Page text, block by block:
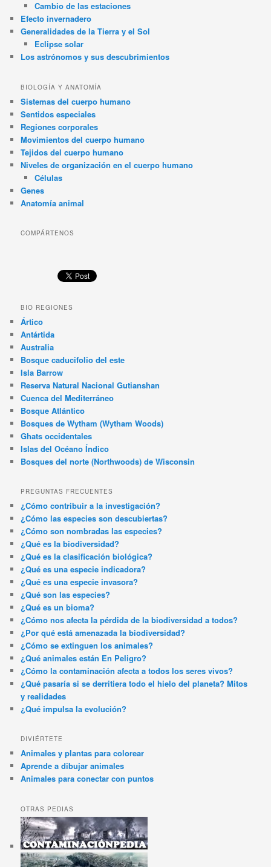
Cambio de las estaciones
Efecto invernadero
Generalidades de la Tierra y el Sol
Eclipse solar
Los astrónomos y sus descubrimientos
BIOLOGÍA Y ANATOMÍA
Sistemas del cuerpo humano
Sentidos especiales
Regiones corporales
Movimientos del cuerpo humano
Tejidos del cuerpo humano
Niveles de organización en el cuerpo humano
Células
Genes
Anatomía animal
COMPÁRTENOS
BIO REGIONES
Ártico
Antártida
Australia
Bosque caducifolio del este
Isla Barrow
Reserva Natural Nacional Gutianshan
Cuenca del Mediterráneo
Bosque Atlántico
Bosques de Wytham (Wytham Woods)
Ghats occidentales
Islas del Océano Índico
Bosques del norte (Northwoods) de Wisconsin
PREGUNTAS FRECUENTES
¿Cómo contribuir a la investigación?
¿Cómo las especies son descubiertas?
¿Cómo son nombradas las especies?
¿Qué es la biodiversidad?
¿Qué es la clasificación biológica?
¿Qué es una especie indicadora?
¿Qué es una especie invasora?
¿Qué son las especies?
¿Qué es un bioma?
¿Cómo nos afecta la pérdida de la biodiversidad a todos?
¿Por qué está amenazada la biodiversidad?
¿Cómo se extinguen los animales?
¿Qué animales están En Peligro?
¿Cómo la contaminación afecta a todos los seres vivos?
¿Qué pasaría si se derritiera todo el hielo del planeta? Mitos
y realidades
¿Qué impulsa la evolución?
DIVIÉRTETE
Animales y plantas para colorear
Aprende a dibujar animales
Animales para conectar con puntos
OTRAS PEDIAS